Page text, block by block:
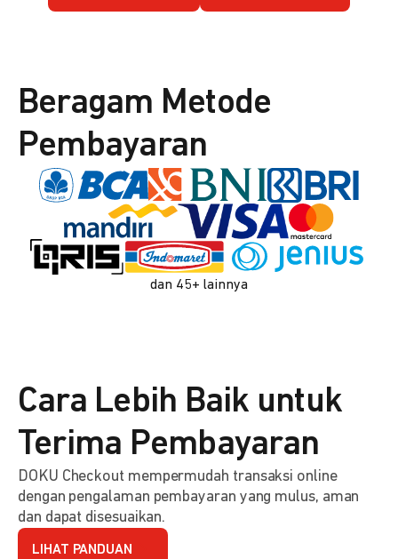
Beragam Metode
Pembayaran
dan 45+ lainnya
Cara Lebih Baik untuk
Terima Pembayaran
DOKU Checkout mempermudah transaksi online
dengan pengalaman pembayaran yang mulus, aman
dan dapat disesuaikan.
LIHAT PANDUAN